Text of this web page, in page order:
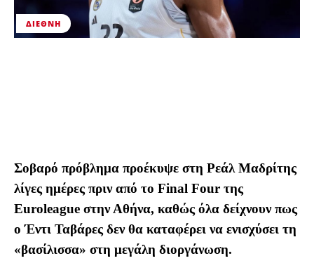
ΔΙΕΘΝΉ
Σοβαρό πρόβλημα προέκυψε στη Ρεάλ Μαδρίτης
λίγες ημέρες πριν από το Final Four της
Euroleague στην Αθήνα, καθώς όλα δείχνουν πως
ο Έντι Ταβάρες δεν θα καταφέρει να ενισχύσει τη
«βασίλισσα» στη μεγάλη διοργάνωση.